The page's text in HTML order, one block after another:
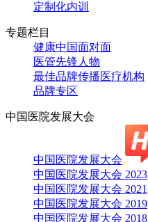
定制化内训
专题栏目
健康中国面对面
医管先锋人物
最佳品牌传播医疗机构
品牌专区
中国医院发展大会
中国医院发展大会
中国医院发展大会 2023
中国医院发展大会 2021
中国医院发展大会 2019
中国医院发展大会 2018